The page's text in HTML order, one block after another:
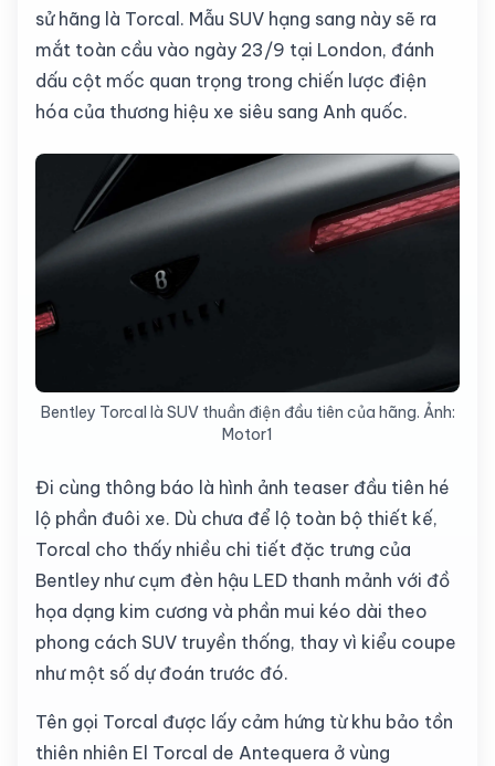
sử hãng là Torcal. Mẫu SUV hạng sang này sẽ ra
mắt toàn cầu vào ngày 23/9 tại London, đánh
dấu cột mốc quan trọng trong chiến lược điện
hóa của thương hiệu xe siêu sang Anh quốc.
Bentley Torcal là SUV thuần điện đầu tiên của hãng. Ảnh:
Motor1
Đi cùng thông báo là hình ảnh teaser đầu tiên hé
lộ phần đuôi xe. Dù chưa để lộ toàn bộ thiết kế,
Torcal cho thấy nhiều chi tiết đặc trưng của
Bentley như cụm đèn hậu LED thanh mảnh với đồ
họa dạng kim cương và phần mui kéo dài theo
phong cách SUV truyền thống, thay vì kiểu coupe
như một số dự đoán trước đó.
Tên gọi Torcal được lấy cảm hứng từ khu bảo tồn
thiên nhiên El Torcal de Antequera ở vùng